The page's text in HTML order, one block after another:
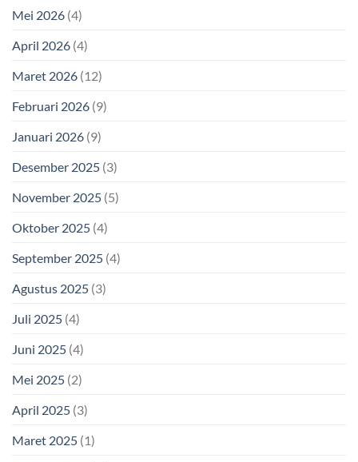
Mei 2026 (4)
April 2026 (4)
Maret 2026 (12)
Februari 2026 (9)
Januari 2026 (9)
Desember 2025 (3)
November 2025 (5)
Oktober 2025 (4)
September 2025 (4)
Agustus 2025 (3)
Juli 2025 (4)
Juni 2025 (4)
Mei 2025 (2)
April 2025 (3)
Maret 2025 (1)